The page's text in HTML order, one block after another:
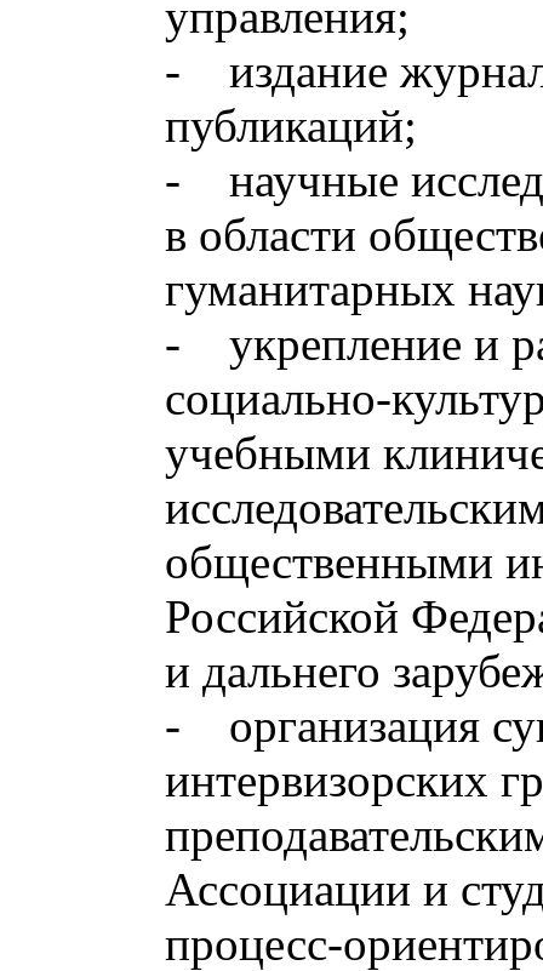
управления;
- издание
публикаций;
- научные
в области
гуманитарных
- укрепление и
социально-
учебными
общественными
Российской
и дальнего
- организация
интервизорских
Ассоциации и
процесс-